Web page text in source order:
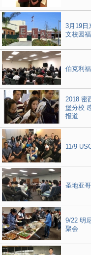
3月19日
文校园
伯克利
2018 密
堡分校
报道
11/9
圣地亚
9/22 明
聚会